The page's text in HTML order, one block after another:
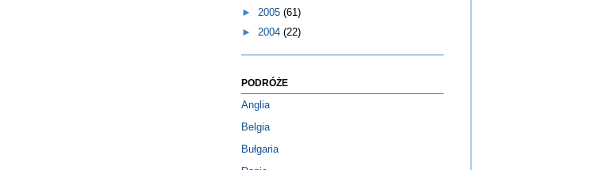
► 2005 (61)
► 2004 (22)
PODRÓŻE
Anglia
Belgia
Bułgaria